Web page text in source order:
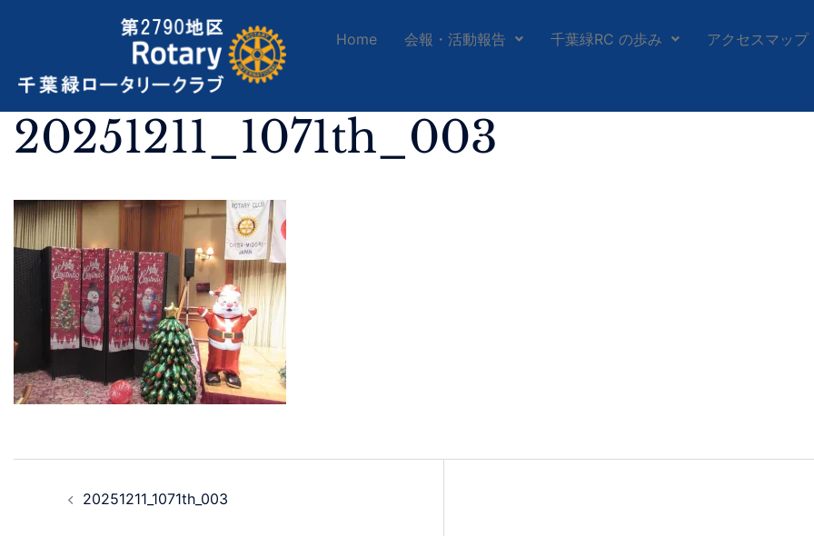
Home 会報・活動報告 千葉緑RC の歩み アクセスマップ
20251211_1071th_003
20251211_1071th_003